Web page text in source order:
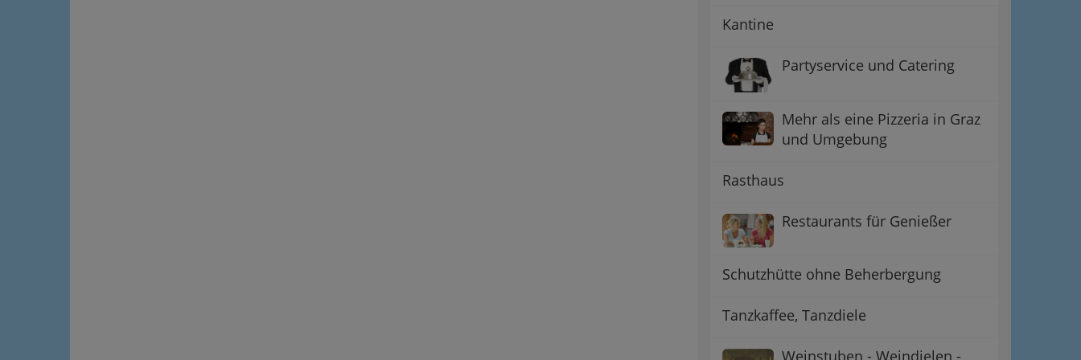
Kantine
Partyservice und Catering
Mehr als eine Pizzeria in Graz
und Umgebung
Rasthaus
Restaurants für Genießer
Schutzhütte ohne Beherbergung
Tanzkaffee, Tanzdiele
Weinstuben - Weindielen -